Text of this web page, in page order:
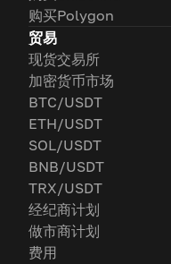
购买Polygon
贸易
现货交易所
加密货币市场
BTC/USDT
ETH/USDT
SOL/USDT
BNB/USDT
TRX/USDT
经纪商计划
做市商计划
费用